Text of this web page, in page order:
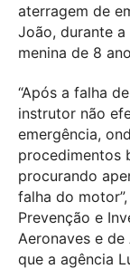
aterragem de
João, durante
menina de 8
“Após a falha
instrutor não
emergência,
procedimentos
procurando
falha do
Prevenção e
Aeronaves e de
que a agência